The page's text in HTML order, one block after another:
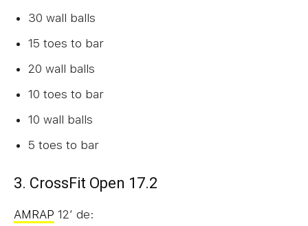
30 wall balls
15 toes to bar
20 wall balls
10 toes to bar
10 wall balls
5 toes to bar
3. CrossFit Open 17.2
AMRAP 12′ de: